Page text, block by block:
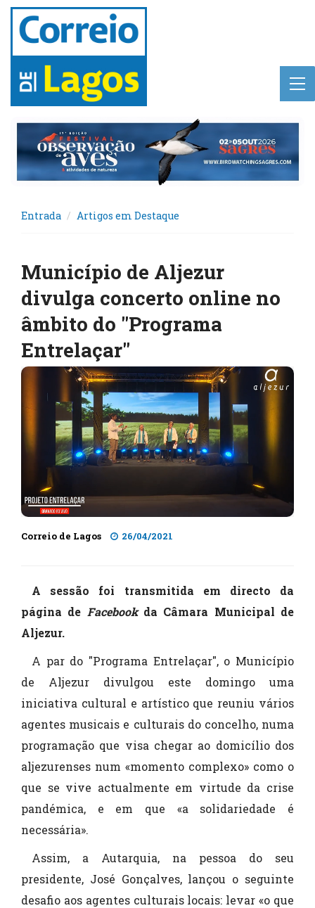
Entrada Artigos em Destaque
Município de Aljezur
divulga concerto online no
âmbito do "Programa
Entrelaçar"
Correio de Lagos 26/04/2021
A sessão foi transmitida em directo da
página de Facebook da Câmara Municipal de
Aljezur.
A par do "Programa Entrelaçar", o Município
de Aljezur divulgou este domingo uma
iniciativa cultural e artístico que reuniu vários
agentes musicais e culturais do concelho, numa
programação que visa chegar ao domicílio dos
aljezurenses num «momento complexo» como o
que se vive actualmente em virtude da crise
pandémica, e em que «a solidariedade é
necessária».
Assim, a Autarquia, na pessoa do seu
presidente, José Gonçalves, lançou o seguinte
desafio aos agentes culturais locais: levar «o que